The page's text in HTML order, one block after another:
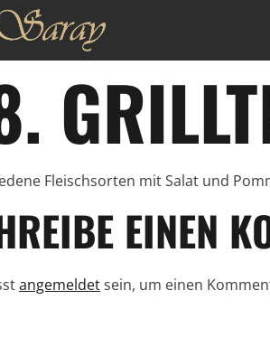
Fleischsorten mit Salat und
EINEN
angemeldetsein, um einen